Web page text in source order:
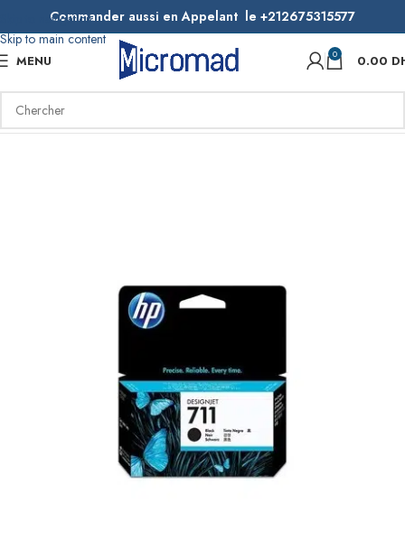
Skip to navigation
Skip to main content
Commander aussi en Appelant le +212675315577
MENU 0 0.00